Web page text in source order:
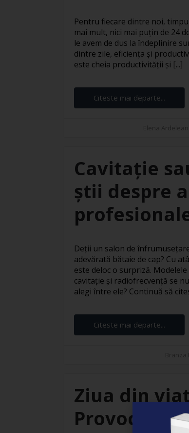
Pentru fiecare dintre noi,
mai mult, nici mai puțin de 24
le avem de dus la îndeplinire
dintre zile, eficiența și
este cheia productivității și [...]
Citeste mai departe...
Cavitație
știi despre
Deții un salon de
adevărată bătaie de cap? Cu
este deloc o surpriză.
cavitație și radiofrecvență se
alegi între ele? Continuă să
Citeste mai departe...
Ziua din
Provocări și